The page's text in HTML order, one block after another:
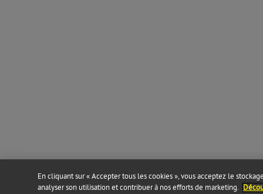
En cliquant sur « Accepter tous les cookies », vous acceptez le
analyser son utilisation et contribuer à nos efforts de marketing.